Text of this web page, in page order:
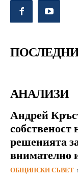
АНАЛИЗИ
Андрей
собственост
решенията
внимателно
ОБЩИНСКИ СЪВЕТ